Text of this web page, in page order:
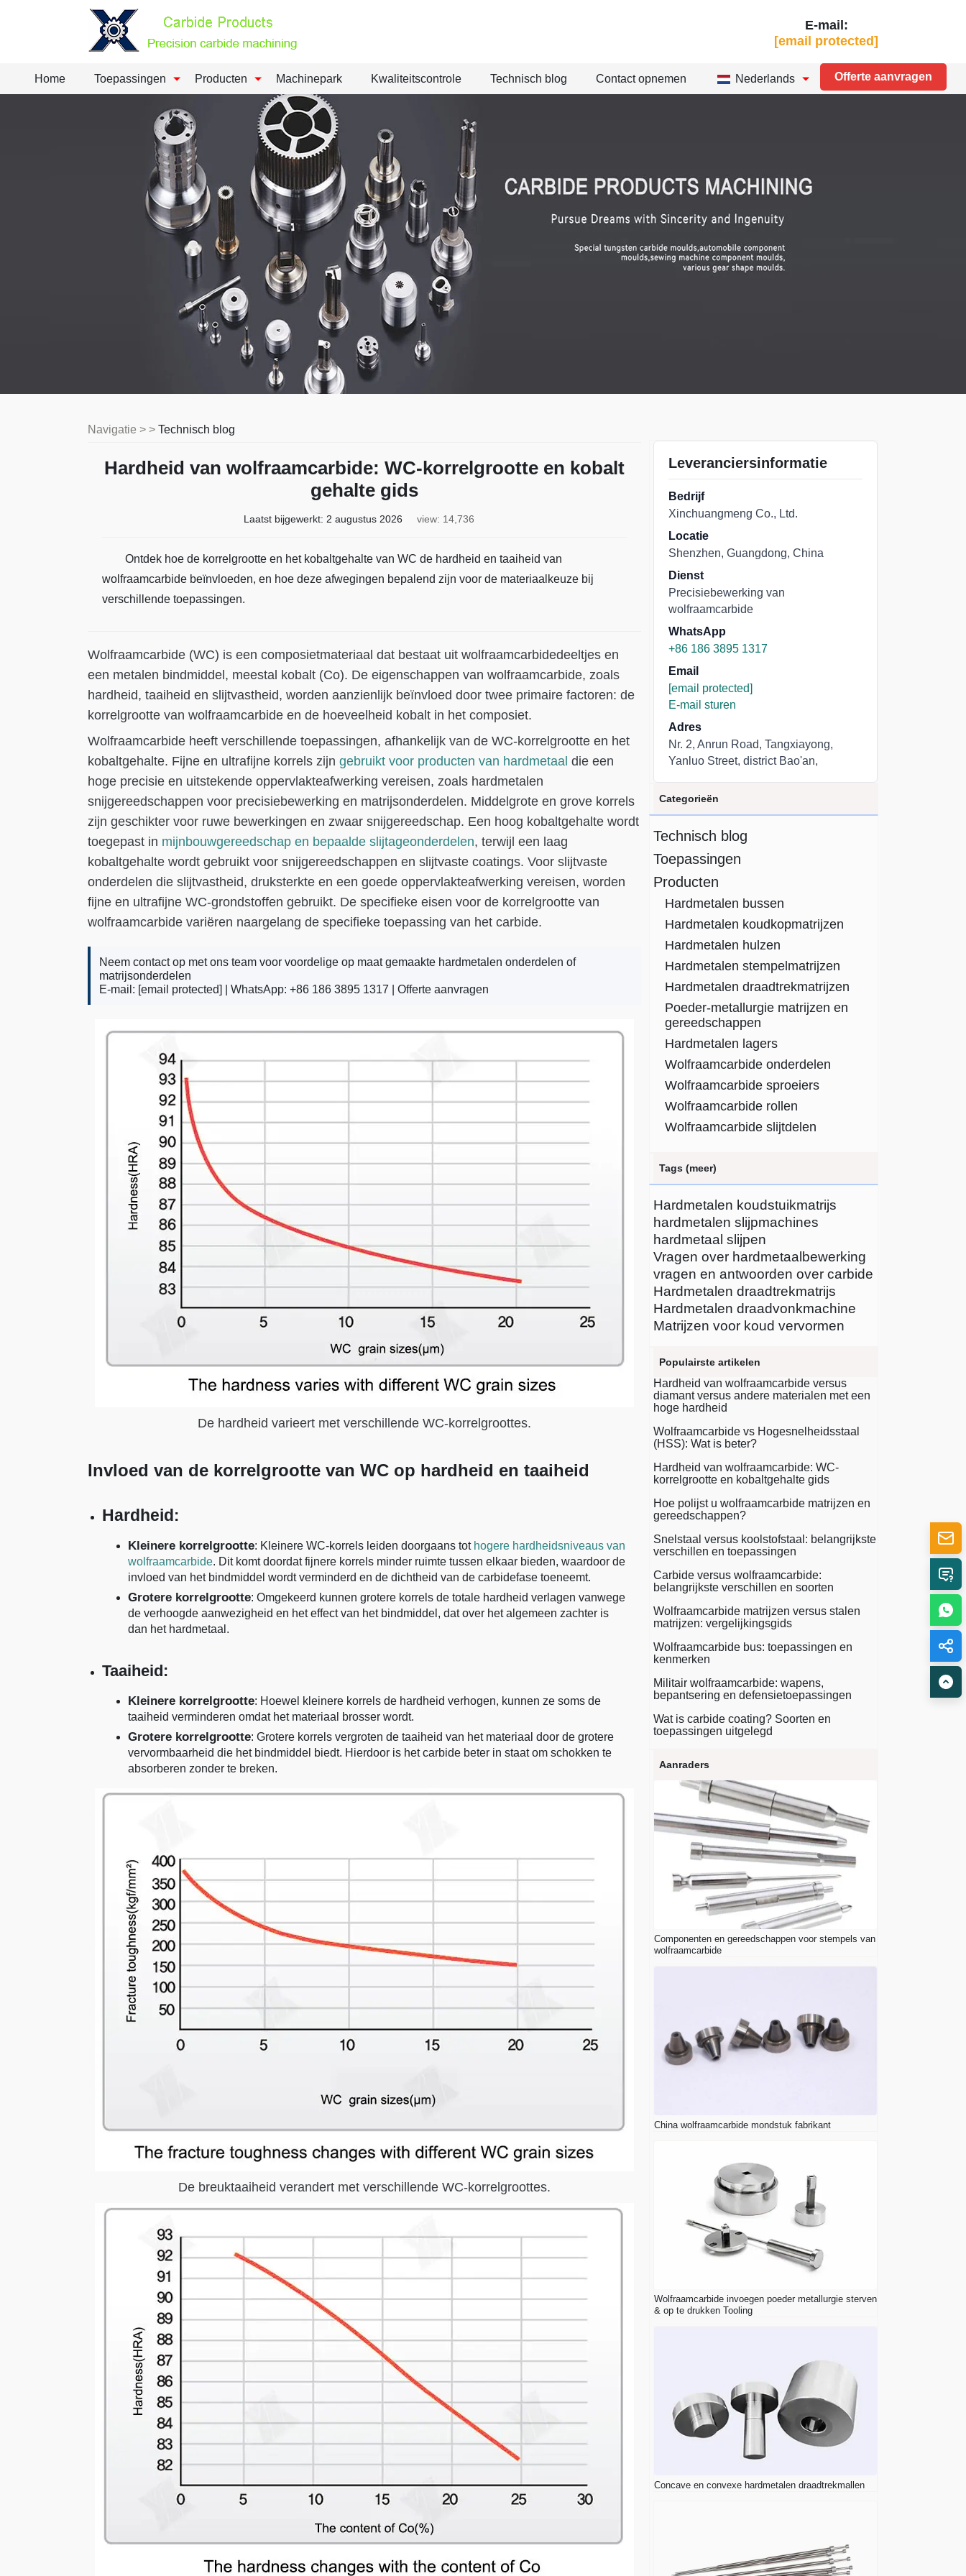
E-mail:
[email protected]
Home Toepassingen Producten Machinepark Kwaliteitscontrole Technisch blog Contact opnemen Nederlands Offerte aanvragen
Navigatie > > Technisch blog
Hardheid van wolfraamcarbide: WC-korrelgrootte en kobalt
gehalte gids
Laatst bijgewerkt: 2 augustus 2026 view: 14,736
Ontdek hoe de korrelgrootte en het kobaltgehalte van WC de hardheid en taaiheid van
wolfraamcarbide beïnvloeden, en hoe deze afwegingen bepalend zijn voor de materiaalkeuze bij
verschillende toepassingen.
Wolfraamcarbide (WC) is een composietmateriaal dat bestaat uit wolfraamcarbidedeeltjes en
een metalen bindmiddel, meestal kobalt (Co). De eigenschappen van wolfraamcarbide, zoals
hardheid, taaiheid en slijtvastheid, worden aanzienlijk beïnvloed door twee primaire factoren: de
korrelgrootte van wolfraamcarbide en de hoeveelheid kobalt in het composiet.
Wolfraamcarbide heeft verschillende toepassingen, afhankelijk van de WC-korrelgrootte en het
kobaltgehalte. Fijne en ultrafijne korrels zijn gebruikt voor producten van hardmetaal die een
hoge precisie en uitstekende oppervlakteafwerking vereisen, zoals hardmetalen
snijgereedschappen voor precisiebewerking en matrijsonderdelen. Middelgrote en grove korrels
zijn geschikter voor ruwe bewerkingen en zwaar snijgereedschap. Een hoog kobaltgehalte wordt
toegepast in mijnbouwgereedschap en bepaalde slijtageonderdelen, terwijl een laag
kobaltgehalte wordt gebruikt voor snijgereedschappen en slijtvaste coatings. Voor slijtvaste
onderdelen die slijtvastheid, druksterkte en een goede oppervlakteafwerking vereisen, worden
fijne en ultrafijne WC-grondstoffen gebruikt. De specifieke eisen voor de korrelgrootte van
wolfraamcarbide variëren naargelang de specifieke toepassing van het carbide.
Neem contact op met ons team voor voordelige op maat gemaakte hardmetalen onderdelen of
matrijsonderdelen
E-mail: [email protected] | WhatsApp: +86 186 3895 1317 | Offerte aanvragen
De hardheid varieert met verschillende WC-korrelgroottes.
Invloed van de korrelgrootte van WC op hardheid en taaiheid
Hardheid:
Kleinere korrelgrootte: Kleinere WC-korrels leiden doorgaans tot hogere hardheidsniveaus van
wolfraamcarbide. Dit komt doordat fijnere korrels minder ruimte tussen elkaar bieden, waardoor de
invloed van het bindmiddel wordt verminderd en de dichtheid van de carbidefase toeneemt.
Grotere korrelgrootte: Omgekeerd kunnen grotere korrels de totale hardheid verlagen vanwege
de verhoogde aanwezigheid en het effect van het bindmiddel, dat over het algemeen zachter is
dan het hardmetaal.
Taaiheid:
Kleinere korrelgrootte: Hoewel kleinere korrels de hardheid verhogen, kunnen ze soms de
taaiheid verminderen omdat het materiaal brosser wordt.
Grotere korrelgrootte: Grotere korrels vergroten de taaiheid van het materiaal door de grotere
vervormbaarheid die het bindmiddel biedt. Hierdoor is het carbide beter in staat om schokken te
absorberen zonder te breken.
De breuktaaiheid verandert met verschillende WC-korrelgroottes.
Leveranciersinformatie
Bedrijf
Xinchuangmeng Co., Ltd.
Locatie
Shenzhen, Guangdong, China
Dienst
Precisiebewerking van
wolfraamcarbide
WhatsApp
+86 186 3895 1317
Email
[email protected]
E-mail sturen
Adres
Nr. 2, Anrun Road, Tangxiayong,
Yanluo Street, district Bao'an,
Categorieën
Technisch blog
Toepassingen
Producten
Hardmetalen bussen
Hardmetalen koudkopmatrijzen
Hardmetalen hulzen
Hardmetalen stempelmatrijzen
Hardmetalen draadtrekmatrijzen
Poeder-metallurgie matrijzen en
gereedschappen
Hardmetalen lagers
Wolfraamcarbide onderdelen
Wolfraamcarbide sproeiers
Wolfraamcarbide rollen
Wolfraamcarbide slijtdelen
Tags (meer)
Hardmetalen koudstuikmatrijs
hardmetalen slijpmachines
hardmetaal slijpen
Vragen over hardmetaalbewerking
vragen en antwoorden over carbide
Hardmetalen draadtrekmatrijs
Hardmetalen draadvonkmachine
Matrijzen voor koud vervormen
Populairste artikelen
Hardheid van wolfraamcarbide versus
diamant versus andere materialen met een
hoge hardheid
Wolfraamcarbide vs Hogesnelheidsstaal
(HSS): Wat is beter?
Hardheid van wolfraamcarbide: WC-
korrelgrootte en kobaltgehalte gids
Hoe polijst u wolfraamcarbide matrijzen en
gereedschappen?
Snelstaal versus koolstofstaal: belangrijkste
verschillen en toepassingen
Carbide versus wolfraamcarbide:
belangrijkste verschillen en soorten
Wolfraamcarbide matrijzen versus stalen
matrijzen: vergelijkingsgids
Wolfraamcarbide bus: toepassingen en
kenmerken
Militair wolfraamcarbide: wapens,
bepantsering en defensietoepassingen
Wat is carbide coating? Soorten en
toepassingen uitgelegd
Aanraders
Componenten en gereedschappen voor stempels van
wolfraamcarbide
China wolfraamcarbide mondstuk fabrikant
Wolfraamcarbide invoegen poeder metallurgie sterven
& op te drukken Tooling
Concave en convexe hardmetalen draadtrekmallen